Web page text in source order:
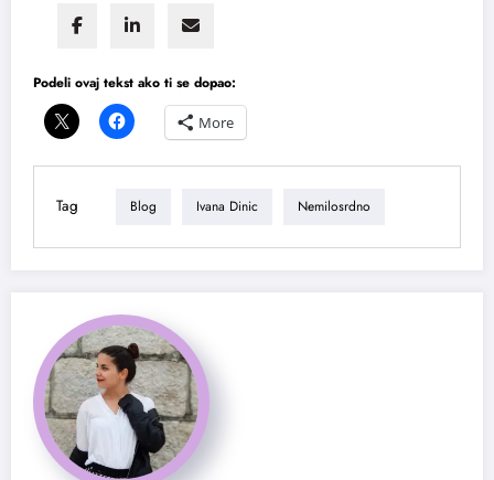
Podeli ovaj tekst ako ti se dopao:
More
Tag Blog Ivana Dinic Nemilosrdno